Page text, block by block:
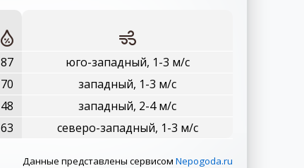
87
юго-западный, 1-3 м/с
70
западный, 1-3 м/с
48
западный, 2-4 м/с
63 северо-западный, 1-3 м/с
Данные представлены сервисом Nepogoda.ru